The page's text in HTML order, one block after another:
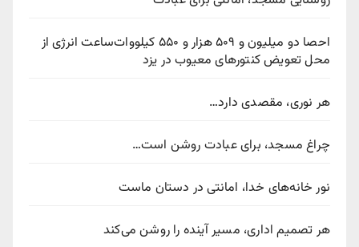
احصا دو میلیون و ۵۰۹ هزار و ۵۵۰ کیلووات‌ساعت انرژی از
محل تعویض کنتورهای معیوب در یزد
هر نوری، مقصدی دارد…
چراغ مسجد، برای عبادت روشن است…
نور خانه‌های خدا، امانتی در دستان ماست
هر تصمیم اداری، مسیر آینده را روشن می‌کند